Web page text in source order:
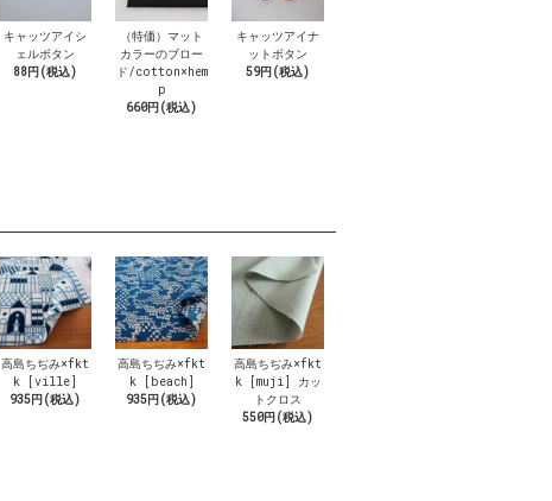
キャッツアイシ
ェルボタン
88円(税込)
（特価）マット
カラーのブロー
ド/cotton×hem
p
660円(税込)
キャッツアイナ
ットボタン
59円(税込)
高島ちぢみ×fkt
k [ville]
935円(税込)
高島ちぢみ×fkt
k [beach]
935円(税込)
高島ちぢみ×fkt
k [muji] カッ
トクロス
550円(税込)